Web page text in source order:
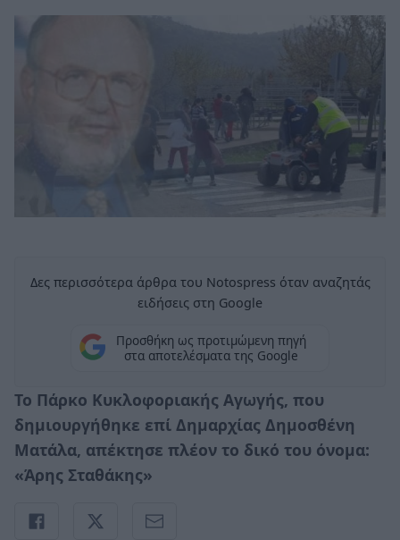
Δες περισσότερα άρθρα του Notospress όταν αναζητάς
ειδήσεις στη Google
Προσθήκη ως προτιμώμενη πηγή
στα αποτελέσματα της Google
Το Πάρκο Κυκλοφοριακής Αγωγής, που
δημιουργήθηκε επί Δημαρχίας Δημοσθένη
Ματάλα, απέκτησε πλέον το δικό του όνομα:
«Άρης Σταθάκης»